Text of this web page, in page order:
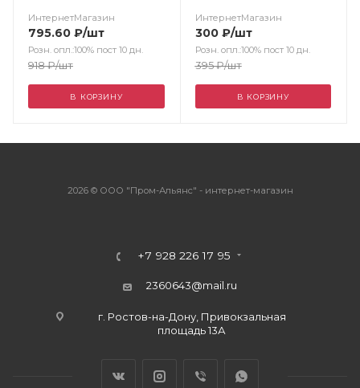
ИнтернетМагазин
795.60 ₽/шт
Розн. опл.:100% пост 10 дн.
918₽/шт
В КОРЗИНУ
ИнтернетМагазин
300₽/шт
Розн. опл.:100% пост 10 дн.
395₽/шт
В КОРЗИНУ
2026 © ООО "Пром-Альянс" - интернет-магазин
+7 928 226 17 95
2360643@mail.ru
г. Ростов-на-Дону, Привокзальная
площадь 13А